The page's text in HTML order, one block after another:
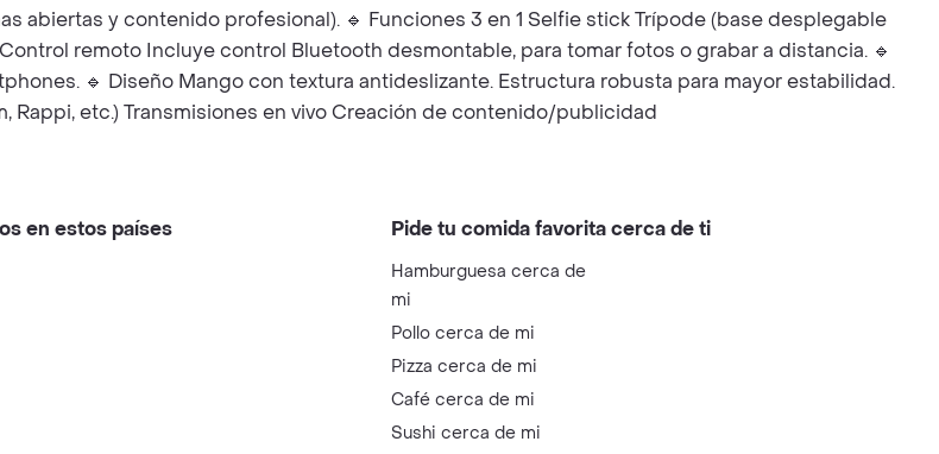
abiertas y contenido profesional). 🔹 Funciones 3 en 1 Selfie stick Trípode (base desplegable
remoto Incluye control Bluetooth desmontable, para tomar fotos o grabar a distancia. 🔹
🔹 Diseño Mango con textura antideslizante. Estructura robusta para mayor estabilidad.
Rappi, etc.) Transmisiones en vivo Creación de contenido/publicidad
en estos países Pide tu comida favorita cerca de ti
Hamburguesa cerca de
mi
Pollo cerca de mi
Pizza cerca de mi
Café cerca de mi
Sushi cerca de mi